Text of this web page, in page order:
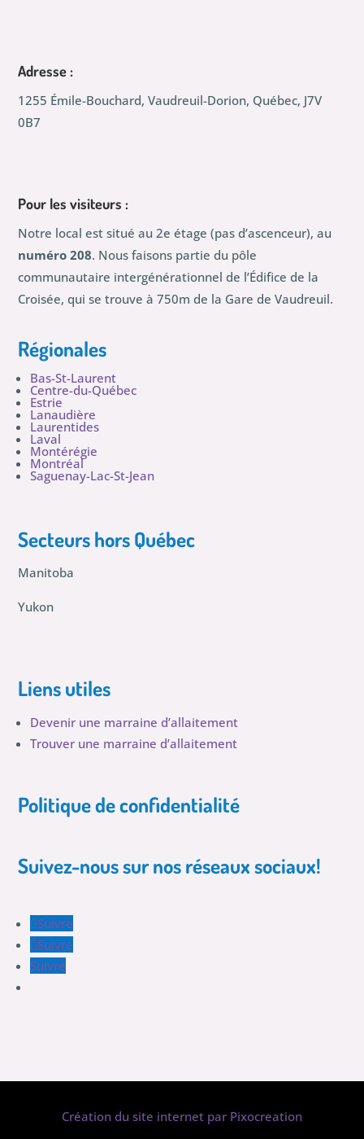
Adresse :
1255 Émile-Bouchard, Vaudreuil-Dorion, Québec, J7V
0B7
Pour les visiteurs :
Notre local est situé au 2e étage (pas d’ascenceur), au
numéro 208. Nous faisons partie du pôle
communautaire intergénérationnel de l’Édifice de la
Croisée, qui se trouve à 750m de la Gare de Vaudreuil.
Régionales
Bas-St-Laurent
Centre-du-Québec
Estrie
Lanaudière
Laurentides
Laval
Montérégie
Montréal
Saguenay-Lac-St-Jean
Secteurs hors Québec
Manitoba
Yukon
Liens utiles
Devenir une marraine d’allaitement
Trouver une marraine d’allaitement
Politique de confidentialité
Suivez-nous sur nos réseaux sociaux!
Suivre
Suivre
Suivre
Création du site internet par Pixocreation